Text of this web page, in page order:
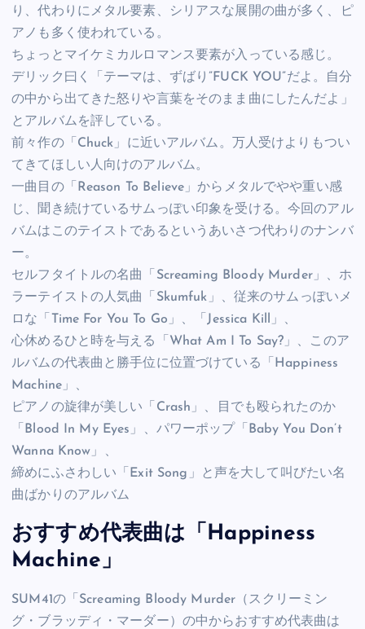
り、代わりにメタル要素、シリアスな展開の曲が多く、ピ
アノも多く使われている。
ちょっとマイケミカルロマンス要素が入っている感じ。
デリック曰く「テーマは、ずばり”FUCK YOU”だよ。自分
の中から出てきた怒りや言葉をそのまま曲にしたんだよ」
とアルバムを評している。
前々作の「Chuck」に近いアルバム。万人受けよりもつい
てきてほしい人向けのアルバム。
一曲目の「Reason To Believe」からメタルでやや重い感
じ、聞き続けているサムっぽい印象を受ける。今回のアル
バムはこのテイストであるというあいさつ代わりのナンバ
ー。
セルフタイトルの名曲「Screaming Bloody Murder」、ホ
ラーテイストの人気曲「Skumfuk」、従来のサムっぽいメ
ロな「Time For You To Go」、「Jessica Kill」、
心休めるひと時を与える「What Am I To Say?」、このア
ルバムの代表曲と勝手位に位置づけている「Happiness
Machine」、
ピアノの旋律が美しい「Crash」、目でも殴られたのか
「Blood In My Eyes」、パワーポップ「Baby You Don’t
Wanna Know」、
締めにふさわしい「Exit Song」と声を大して叫びたい名
曲ばかりのアルバム
おすすめ代表曲は「Happiness
Machine」
SUM41の「Screaming Bloody Murder（スクリーミン
グ・ブラッディ・マーダー）の中からおすすめ代表曲は